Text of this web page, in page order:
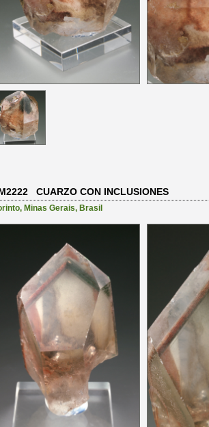
CUARZO CON INCLUSIONES
, Minas Gerais, Brasil